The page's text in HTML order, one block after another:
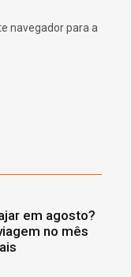
navegador para a
em agosto?
no mês